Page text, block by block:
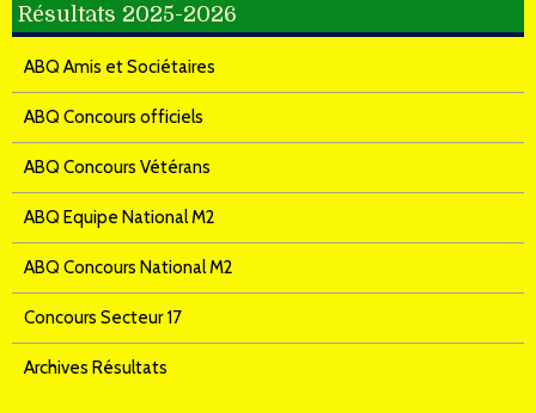
Résultats 2025-2026
ABQ Amis et Sociétaires
ABQ Concours officiels
ABQ Concours Vétérans
ABQ Equipe National M2
ABQ Concours National M2
Concours Secteur 17
Archives Résultats